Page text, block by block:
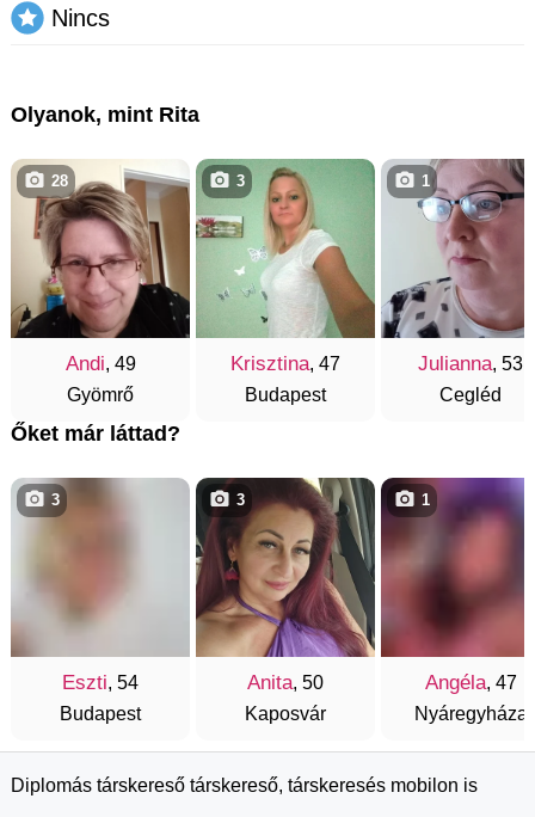
Nincs
Olyanok, mint Rita
Andi, 49
Gyömrő
28
Krisztina, 47
Budapest
3
Julianna, 53
Cegléd
1
Őket már láttad?
Eszti, 54
Budapest
3
Anita, 50
Kaposvár
3
Angéla, 47
Nyáregyháza
1
Diplomás társkereső társkereső, társkeresés mobilon is